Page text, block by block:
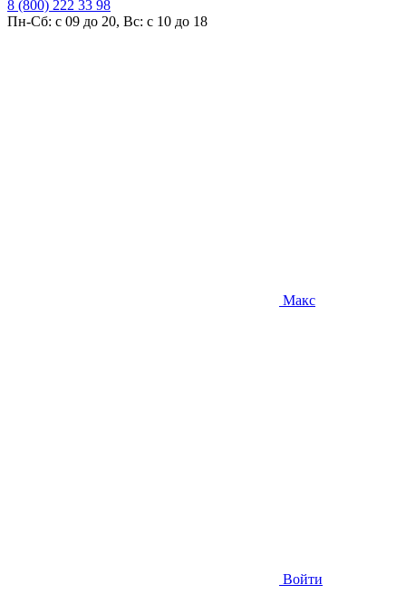
8 (800) 222 33 98
Пн-Сб: с 09 до 20, Вс: с 10 до 18
Макс
Войти